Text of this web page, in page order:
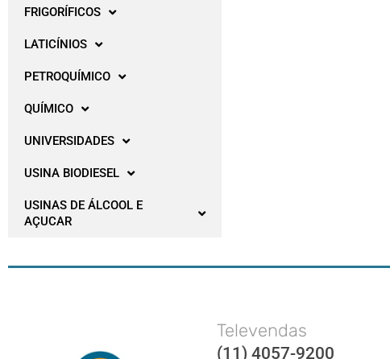
FRIGORÍFICOS
LATICÍNIOS
PETROQUÍMICO
QUÍMICO
UNIVERSIDADES
USINA BIODIESEL
USINAS DE ÁLCOOL E
AÇUCAR
Televendas
(11) 4057-9200